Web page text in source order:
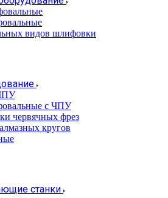
видов шлифовки
с ЧПУ
червячных фрез
кругов
станки